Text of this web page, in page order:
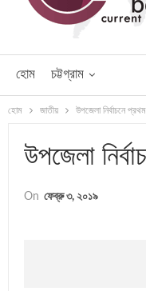
হোম চট্টগ্রাম
হোম জাতীয় উপজেলা নির্বাচনে
উপজেলা
On ফেব্রু ৩, ২০১৯